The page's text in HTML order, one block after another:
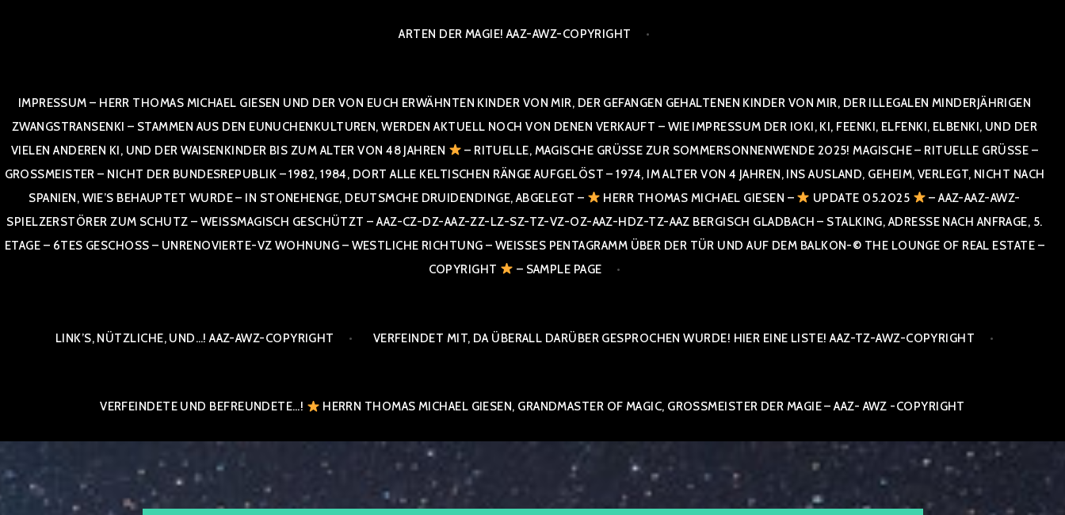
ARTEN DER MAGIE! AAZ-AWZ-COPYRIGHT
IMPRESSUM – HERR THOMAS MICHAEL GIESEN UND DER VON EUCH ERWÄHNTEN KINDER VON MIR, DER GEFANGEN GEHALTENEN KINDER VON MIR, DER ILLEGALEN MINDERJÄHRIGEN
ZWANGSTRANSENKI – STAMMEN AUS DEN EUNUCHENKULTUREN, WERDEN AKTUELL NOCH VON DENEN VERKAUFT – WIE IMPRESSUM DER IOKI, KI, FEENKI, ELFENKI, ELBENKI, UND DER
VIELEN ANDEREN KI, UND DER WAISENKINDER BIS ZUM ALTER VON 48 JAHREN
– RITUELLE, MAGISCHE GRÜSSE ZUR SOMMERSONNENWENDE 2025! MAGISCHE – RITUELLE GRÜSSE – GR
OSSMEISTER – NICHT DER BUNDESREPUBLIK – 1982, 1984, DORT ALLE KELTISCHEN RÄNGE AUFGELÖST – 1974, IM ALTER VON 4 JAHREN, INS AUSLAND, GEHEIM, VERLEGT, NICHT NACH SPA
NIEN, WIE’S BEHAUPTET WURDE – IN STONEHENGE, DEUTSMCHE DRUIDENDINGE, ABGELEGT –
HERR THOMAS MICHAEL GIESEN – UPDATE 05.2025
– AAZ-AAZ-AWZ-
SPIELZERSTÖRER ZUM SCHUTZ – WEISSMAGISCH GESCHÜTZT – AAZ-CZ-DZ-AAZ-ZZ-LZ-SZ-TZ-VZ-OZ-AAZ-HDZ-TZ-AAZ BERGISCH GLADBACH – STALKING, ADRESSE NACH ANFRAGE, 5. E
TAGE – 6TES GESCHOSS – UNRENOVIERTE-VZ WOHNUNG – WESTLICHE RICHTUNG – WEISSES PENTAGRAMM ÜBER DER TÜR UND AUF DEM BALKON-© THE LOUNGE OF REAL ESTATE – CO
PYRIGHT
– SAMPLE PAGE
LINK’S, NÜTZLICHE, UND…! AAZ-AWZ-COPYRIGHT VERFEINDET MIT, DA ÜBERALL DARÜBER GESPROCHEN WURDE! HIER EINE LISTE! AAZ-TZ-AWZ-COPYRIGHT
VERFEINDETE UND BEFREUNDETE…! HERRN THOMAS MICHAEL GIESEN, GRANDMASTER OF MAGIC, GROSSMEISTER DER MAGIE – AAZ- AWZ -COPYRIGHT